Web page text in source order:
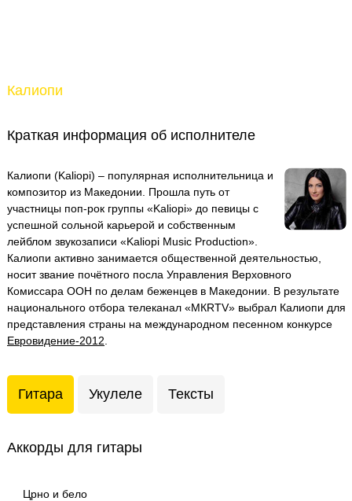
Калиопи
Краткая информация об исполнителе
Калиопи (Kaliopi) – популярная исполнительница и
композитор из Македонии. Прошла путь от
участницы поп-рок группы «Kaliopi» до певицы с
успешной сольной карьерой и собственным
лейблом звукозаписи «Kaliopi Music Production».
Калиопи активно занимается общественной деятельностью,
носит звание почётного посла Управления Верховного
Комиссара ООН по делам беженцев в Македонии. В результате
национального отбора телеканал «МКRTV» выбрал Калиопи для
представления страны на международном песенном конкурсе
Евровидение-2012
Гитара Укулеле Тексты
Аккорды для гитары
Црно и бело